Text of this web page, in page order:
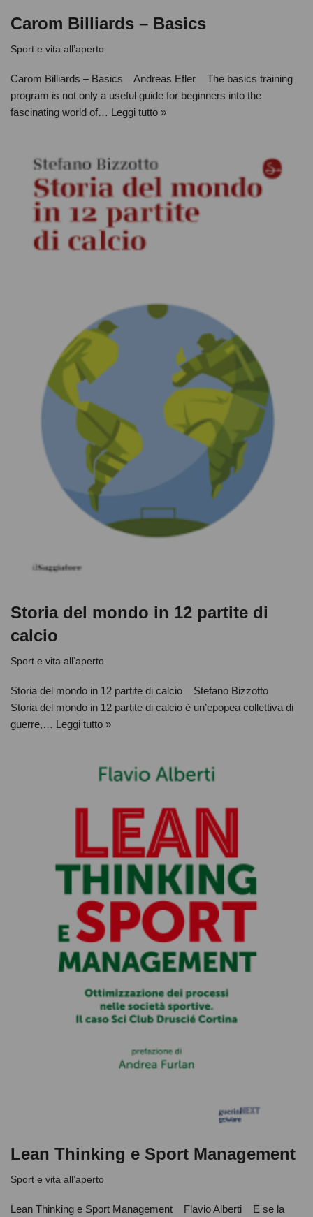
Carom Billiards – Basics
Sport e vita all’aperto
Carom Billiards – Basics Andreas Efler The basics training
program is not only a useful guide for beginners into the
fascinating world of… Leggi tutto »
Storia del mondo in 12 partite di
calcio
Sport e vita all’aperto
Storia del mondo in 12 partite di calcio Stefano Bizzotto
Storia del mondo in 12 partite di calcio è un’epopea collettiva di
guerre,… Leggi tutto »
Lean Thinking e Sport Management
Sport e vita all’aperto
Lean Thinking e Sport Management Flavio Alberti E se la